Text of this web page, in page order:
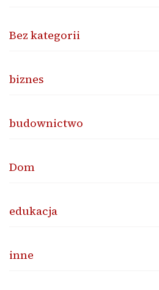
Bez kategorii
biznes
budownictwo
Dom
edukacja
inne